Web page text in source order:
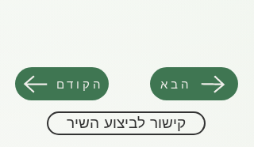
הקודם הבא
קישור לביצוע השיר